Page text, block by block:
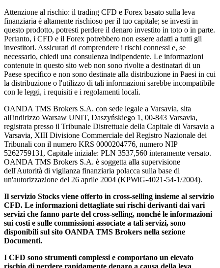
Attenzione al rischio: il trading CFD e Forex basato sulla leva
finanziaria è altamente rischioso per il tuo capitale; se investi in
questo prodotto, potresti perdere il denaro investito in toto o in parte.
Pertanto, i CFD e il Forex potrebbero non essere adatti a tutti gli
investitori. Assicurati di comprendere i rischi connessi e, se
necessario, chiedi una consulenza indipendente. Le informazioni
contenute in questo sito web non sono rivolte a destinatari di un
Paese specifico e non sono destinate alla distribuzione in Paesi in cui
la distribuzione o l'utilizzo di tali informazioni sarebbe incompatibile
con le leggi, i requisiti e i regolamenti locali.
OANDA TMS Brokers S.A. con sede legale a Varsavia, sita
all'indirizzo Warsaw UNIT, Daszyńskiego 1, 00-843 Varsavia,
registrata presso il Tribunale Distrettuale della Capitale di Varsavia a
Varsavia, XIII Divisione Commerciale del Registro Nazionale dei
Tribunali con il numero KRS 0000204776, numero NIP
5262759131, Capitale iniziale: PLN 3537,560 interamente versato.
OANDA TMS Brokers S.A. è soggetta alla supervisione
dell'Autorità di vigilanza finanziaria polacca sulla base di
un'autorizzazione del 26 aprile 2004 (KPWiG-4021-54-1/2004).
Il servizio Stocks viene offerto in cross-selling insieme al servizio
CFD. Le informazioni dettagliate sui rischi derivanti dai vari
servizi che fanno parte del cross-selling, nonché le informazioni
sui costi e sulle commissioni associate a tali servizi, sono
disponibili sul sito OANDA TMS Brokers nella sezione
Documenti.
I CFD sono strumenti complessi e comportano un elevato
rischio di perdere rapidamente denaro a causa della leva